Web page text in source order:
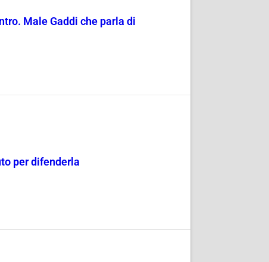
Male Gaddi che parla di
per difenderla